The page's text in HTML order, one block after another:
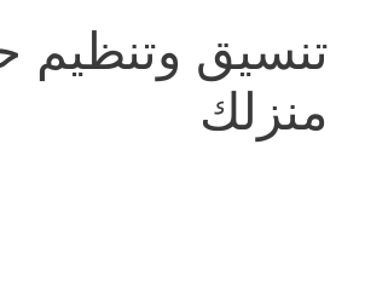
تنسيق وتنظيم
منزلك